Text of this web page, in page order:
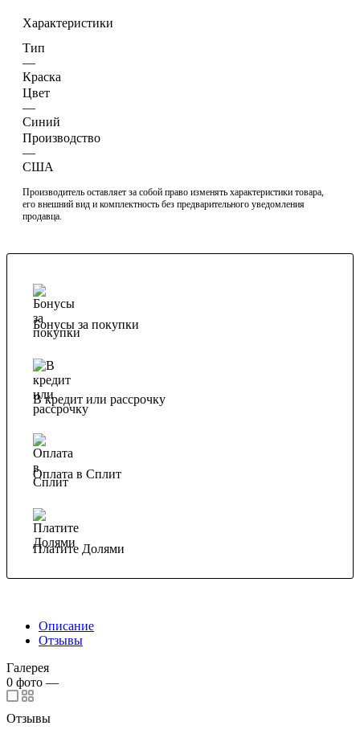
Характеристики
Тип
—
Краска
Цвет
—
Синий
Производство
—
США
Производитель оставляет за собой право изменять характеристики товара,
его внешний вид и комплектность без предварительного уведомления
продавца.
Бонусы за покупки
В кредит или рассрочку
Оплата в Сплит
Платите Долями
Описание
Отзывы
Галерея
0 фото —
Отзывы